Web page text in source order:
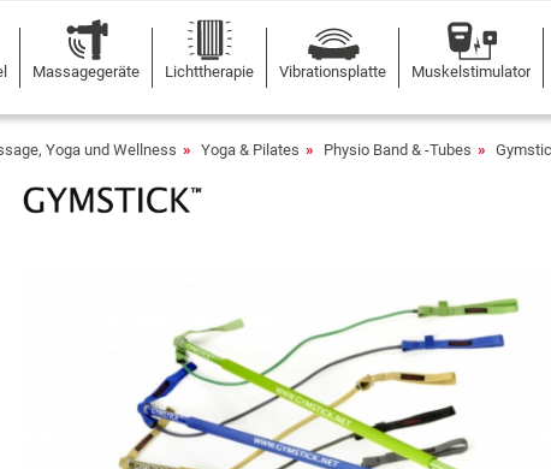
Massagegeräte Lichttherapie Vibrationsplatte Muskelstimulator
Yoga und Wellness Yoga & Pilates Physio Band & -Tubes